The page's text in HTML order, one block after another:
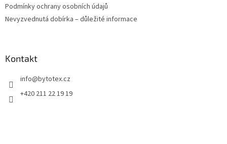
Podmínky ochrany osobních údajů
Nevyzvednutá dobírka – důležité informace
Kontakt
info@bytotex.cz
+420 211 22 19 19